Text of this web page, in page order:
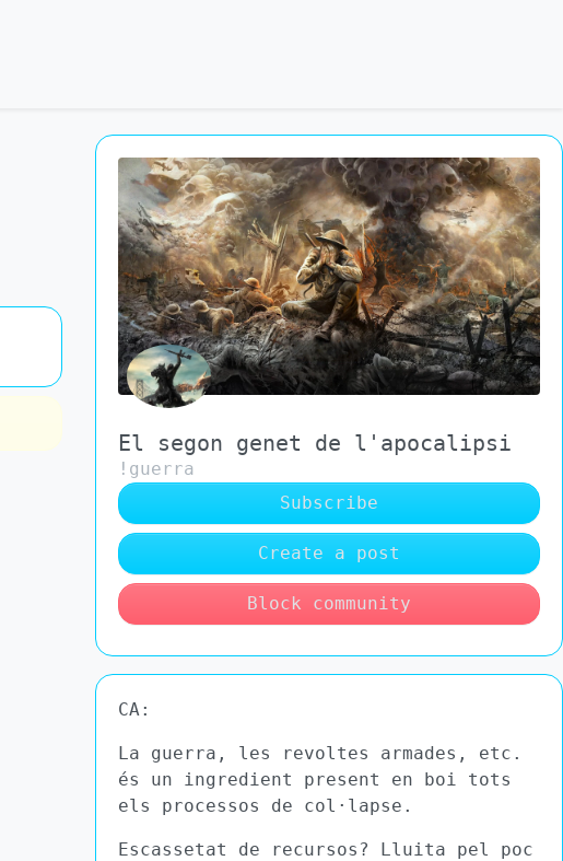
El segon genet de l'apocalipsi
!guerra
Subscribe
Create a post
Block community
CA:
La guerra, les revoltes armades, etc.
és un ingredient present en boi tots
els processos de col·lapse.
Escassetat de recursos? Lluita pel poc